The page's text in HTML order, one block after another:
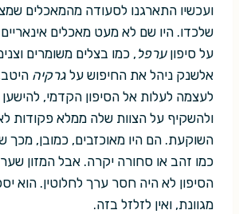
ועכשיו התארגנו לסעודה מהמאכלים
שלכדו. היו שם לא מעט מאכלים
על סיפוןערפל , כמו בצלים משומרים
אלשנק ניהל את החיפוש על גרקיה
לעצמה לעלות אל הסיפון הקדמי,
ולהשקיף על הצוות שלה ממלא פקודות
השוקעת. הם היו מאוכזבים, כמובן, מכך
כמו זהב או סחורה יקרה. אבל המזון
הסיפון לא היה חסר ערך לחלוטין. הוא
מגוונת, ואין לזלזל בזה.